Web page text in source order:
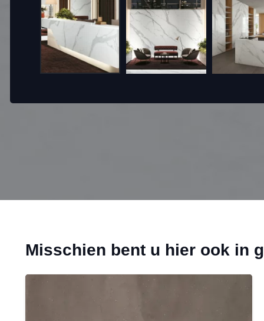
Misschien bent u hier ook in